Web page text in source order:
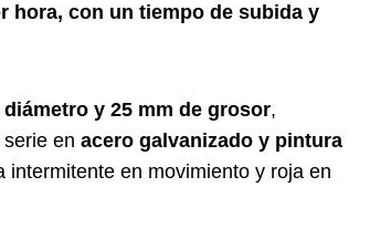
hora, con un tiempo de subida y
y 25 mm de grosor,
en acero galvanizado y pintura
intermitente en movimiento y roja en